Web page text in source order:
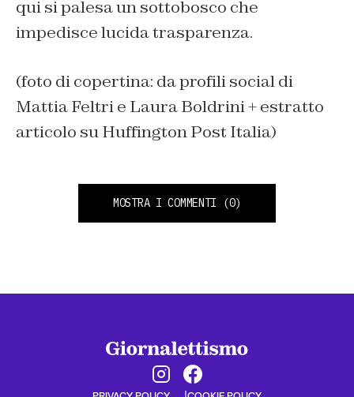
qui si palesa un sottobosco che
impedisce lucida trasparenza.
(foto di copertina: da profili social di
Mattia Feltri e Laura Boldrini + estratto
articolo su Huffington Post Italia)
MOSTRA I COMMENTI (0)